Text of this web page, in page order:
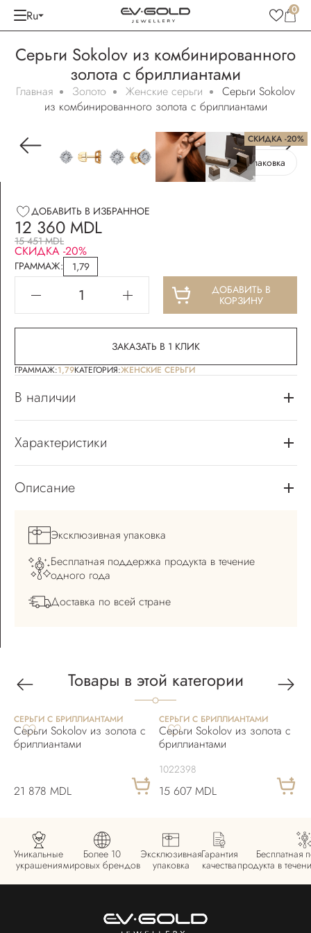
Ru 0
Серьги Sokolov из комбинированного
золота с бриллиантами
Главная Золото Женские серьги
Серьги Sokolov
из комбинированного золота с бриллиантами
СКИДКА -20%
Бесплатная упаковка
ДОБАВИТЬ В ИЗБРАННОЕ
12 360 MDL
15 451 MDL
СКИДКА -20%
ГРАММАЖ:
1,79
ДОБАВИТЬ В
КОРЗИНУ
ЗАКАЗАТЬ В 1 КЛИК
ГРАММАЖ:1,79КАТЕГОРИЯ:ЖЕНСКИЕ СЕРЬГИ
В наличии
Характеристики
Описание
Эксклюзивная упаковка
Бесплатная поддержка продукта в течение
одного года
Доставка по всей стране
Товары в этой категории
СЕРЬГИ С БРИЛЛИАНТАМИ
Серьги Sokolov из золота с
бриллиантами
21 878 MDL
СЕРЬГИ С БРИЛЛИАНТАМИ
Серьги Sokolov из золота с
бриллиантами
1022398
15 607 MDL
Уникальные
украшения
Более 10
мировых брендов
Эксклюзивная
упаковка
Гарантия
качества
Бесплатная
продукта в